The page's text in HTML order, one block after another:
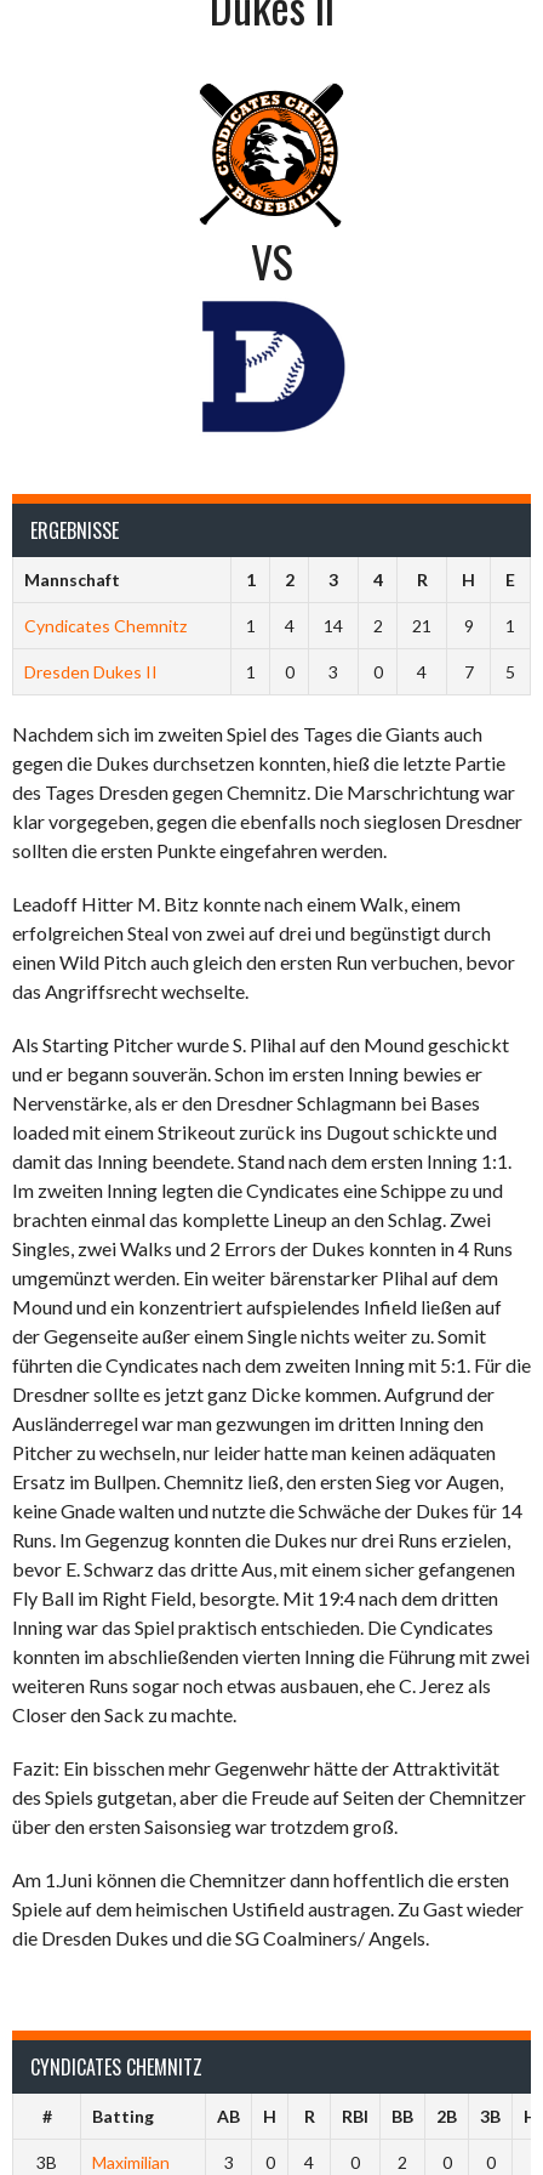
VS
ERGEBNISSE
Mannschaft 1 2 3 4 R H E
Cyndicates Chemnitz 1 4 14 2 21 9 1
Dresden Dukes II 1 0 3 0 4 7 5
Nachdem sich im zweiten Spiel des Tages die Giants auch
gegen die Dukes durchsetzen konnten, hieß die letzte Partie
des Tages Dresden gegen Chemnitz. Die Marschrichtung war
klar vorgegeben, gegen die ebenfalls noch sieglosen Dresdner
sollten die ersten Punkte eingefahren werden.
Leadoff Hitter M. Bitz konnte nach einem Walk, einem
erfolgreichen Steal von zwei auf drei und begünstigt durch
einen Wild Pitch auch gleich den ersten Run verbuchen, bevor
das Angriffsrecht wechselte.
Als Starting Pitcher wurde S. Plihal auf den Mound geschickt
und er begann souverän. Schon im ersten Inning bewies er
Nervenstärke, als er den Dresdner Schlagmann bei Bases
loaded mit einem Strikeout zurück ins Dugout schickte und
damit das Inning beendete. Stand nach dem ersten Inning 1:1.
Im zweiten Inning legten die Cyndicates eine Schippe zu und
brachten einmal das komplette Lineup an den Schlag. Zwei
Singles, zwei Walks und 2 Errors der Dukes konnten in 4 Runs
umgemünzt werden. Ein weiter bärenstarker Plihal auf dem
Mound und ein konzentriert aufspielendes Infield ließen auf
der Gegenseite außer einem Single nichts weiter zu. Somit
führten die Cyndicates nach dem zweiten Inning mit 5:1. Für die
Dresdner sollte es jetzt ganz Dicke kommen. Aufgrund der
Ausländerregel war man gezwungen im dritten Inning den
Pitcher zu wechseln, nur leider hatte man keinen adäquaten
Ersatz im Bullpen. Chemnitz ließ, den ersten Sieg vor Augen,
keine Gnade walten und nutzte die Schwäche der Dukes für 14
Runs. Im Gegenzug konnten die Dukes nur drei Runs erzielen,
bevor E. Schwarz das dritte Aus, mit einem sicher gefangenen
Fly Ball im Right Field, besorgte. Mit 19:4 nach dem dritten
Inning war das Spiel praktisch entschieden. Die Cyndicates
konnten im abschließenden vierten Inning die Führung mit zwei
weiteren Runs sogar noch etwas ausbauen, ehe C. Jerez als
Closer den Sack zu machte.
Fazit: Ein bisschen mehr Gegenwehr hätte der Attraktivität
des Spiels gutgetan, aber die Freude auf Seiten der Chemnitzer
über den ersten Saisonsieg war trotzdem groß.
Am 1.Juni können die Chemnitzer dann hoffentlich die ersten
Spiele auf dem heimischen Ustifield austragen. Zu Gast wieder
die Dresden Dukes und die SG Coalminers/ Angels.
CYNDICATES CHEMNITZ
# Batting AB H R RBI BB 2B 3B
3B Maximilian 3 0 4 0 2 0 0